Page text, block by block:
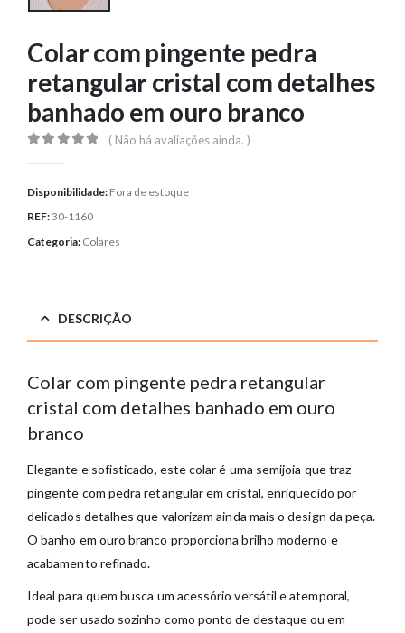
Colar com pingente pedra
retangular cristal com detalhes
banhado em ouro branco
( Não há avaliações ainda. )
Disponibilidade: Fora de estoque
REF:30-1160
Categoria: Colares
DESCRIÇÃO
Colar com pingente pedra retangular
cristal com detalhes banhado em ouro
branco
Elegante e sofisticado, este colar é uma semijoia que traz
pingente com pedra retangular em cristal, enriquecido por
delicados detalhes que valorizam ainda mais o design da peça.
O banho em ouro branco proporciona brilho moderno e
acabamento refinado.
Ideal para quem busca um acessório versátil e atemporal,
pode ser usado sozinho como ponto de destaque ou em